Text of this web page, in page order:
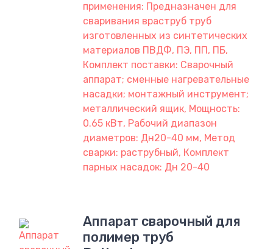
применения: Предназначен для
сваривания враструб труб
изготовленных из синтетических
материалов ПВДФ, ПЭ, ПП, ПБ,
Комплект поставки: Сварочный
аппарат; сменные нагревательные
насадки; монтажный инструмент;
металлический ящик, Мощность:
0.65 кВт, Рабочий диапазон
диаметров: Дн20-40 мм, Метод
сварки: раструбный, Комплект
парных насадок: Дн 20-40
Аппарат сварочный для
полимер труб